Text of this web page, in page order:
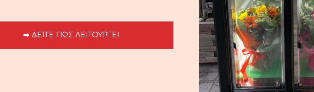
➡️ ΔΕΙΤΕ ΠΩΣ ΛΕΙΤΟΥΡΓΕΙ